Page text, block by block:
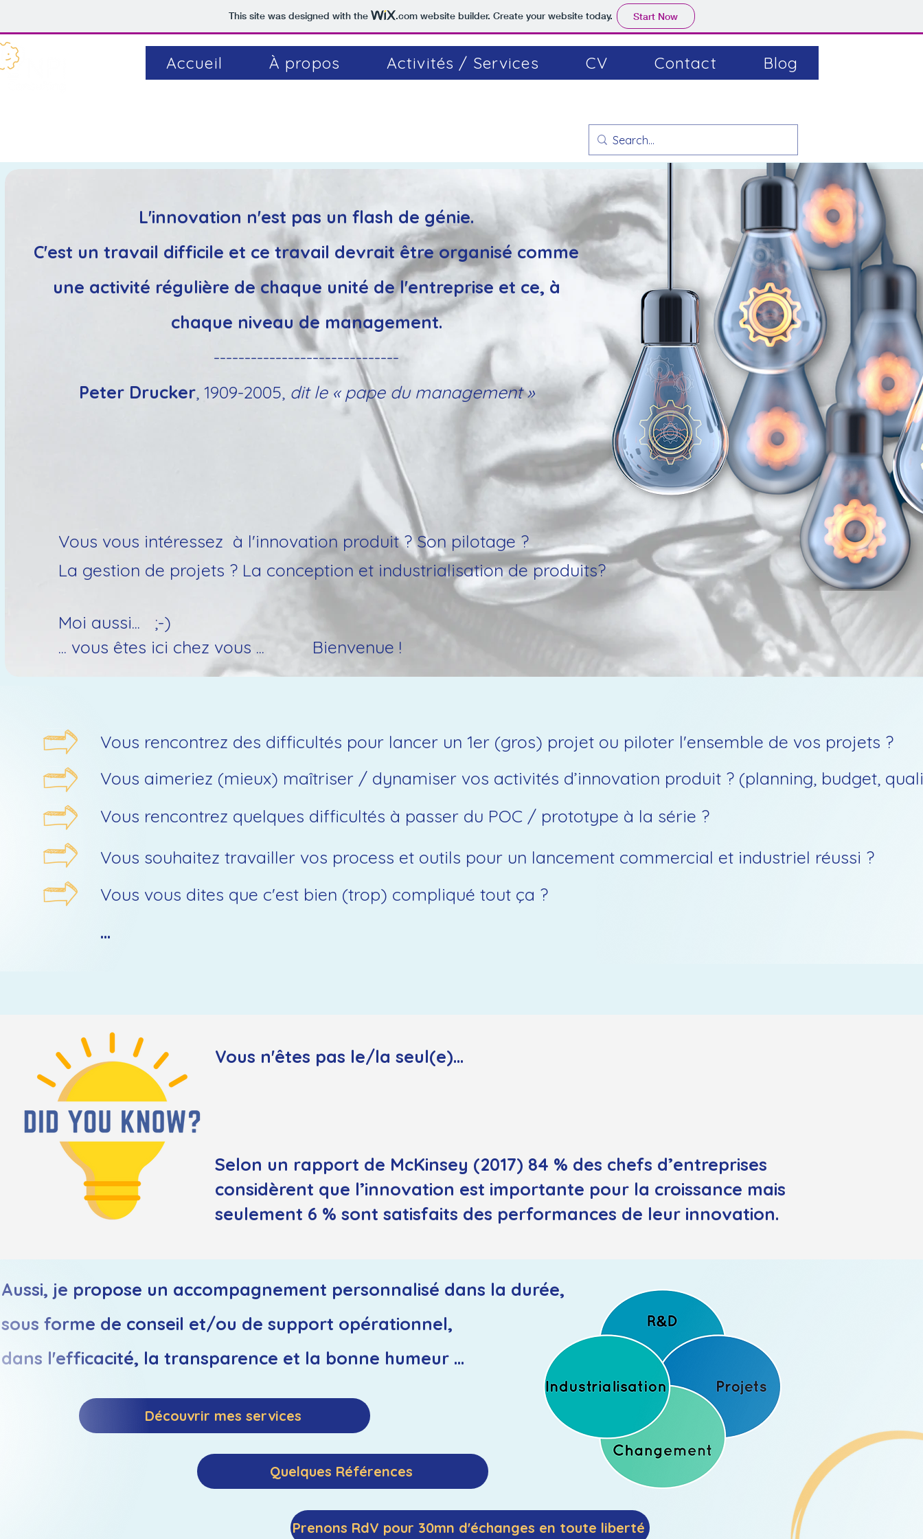
This site was designed with the .comwebsite builder. Create your website today. Start Now
Accueil À propos Activités / Services CV Contact Blog
L'innovation n'est pas un flash de génie.
C'est un travail difficile et ce travail devrait être organisé comme
une activité régulière de chaque unité de l'entreprise et ce, à
chaque niveau de management.
------------------------------
Peter Drucker, 1909-2005, dit le « pape du management »
Vous vous intéressez à l'innovation produit ? Son pilotage ?
La gestion de projets ? La conception et industrialisation de produits?
Moi aussi... ;-)
... vous êtes ici chez vous ... Bienvenue !
...
Vous souhaitez travailler vos process et outils pour un lancement commercial et industriel réussi ?
Vous rencontrez quelques difficultés à passer du POC / prototype à la série ?
Vous aimeriez (mieux) maîtriser / dynamiser vos activités d’innovation produit ? (planning, budget,
Vous vous dites que c'est bien (trop) compliqué tout ça ?
Vous rencontrez des difficultés pour lancer un 1er (gros) projet ou piloter l'ensemble de vos projets ?
Vous n'êtes pas le/la seul(e)...
Selon un rapport de McKinsey (2017) 84 % des chefs d’entreprises
considèrent que l’innovation est importante pour la croissance mais
seulement 6 % sont satisfaits des performances de leur innovation.
Quelques Références
Découvrir mes services
Aussi, je propose un accompagnement personnalisé dans la durée,
sous forme de conseil et/ou de support opérationnel,
dans l'efficacité, la transparence et la bonne humeur ...
Prenons RdV pour 30mn d'échanges en toute liberté